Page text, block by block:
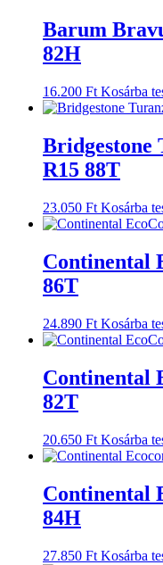
Barum
82H
16.200 Ft Kosárba
Bridgestone
R15 88T
23.050 Ft Kosárba
Continental
86T
24.890 Ft Kosárba
Continental
82T
20.650 Ft Kosárba
Continental
84H
27.850 Ft Kosárba